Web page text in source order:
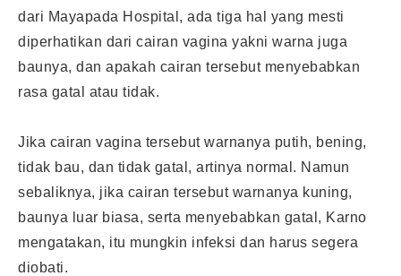
dari Mayapada Hospital, ada tiga hal yang mesti
diperhatikan dari cairan vagina yakni warna juga
baunya, dan apakah cairan tersebut menyebabkan
rasa gatal atau tidak.
Jika cairan vagina tersebut warnanya putih, bening,
tidak bau, dan tidak gatal, artinya normal. Namun
sebaliknya, jika cairan tersebut warnanya kuning,
baunya luar biasa, serta menyebabkan gatal, Karno
mengatakan, itu mungkin infeksi dan harus segera
diobati.